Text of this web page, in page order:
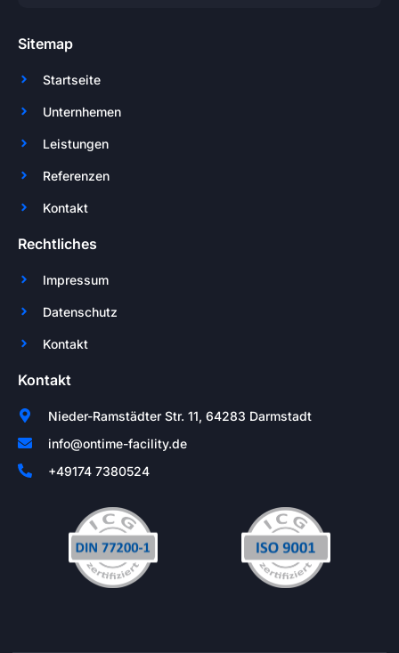
Sitemap
Startseite
Unternhemen
Leistungen
Referenzen
Kontakt
Rechtliches
Impressum
Datenschutz
Kontakt
Kontakt
Nieder-Ramstädter Str. 11, 64283 Darmstadt
info@ontime-facility.de
+49174 7380524